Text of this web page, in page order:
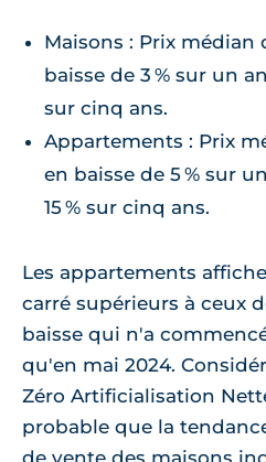
Maisons : Prix médian
baisse de 3 % sur un
sur cinq ans.
Appartements : Prix
en baisse de 5 % sur
15 % sur cinq ans.
Les appartements
carré supérieurs à ceux
baisse qui n'a
qu'en mai 2024.
Zéro Artificialisation
probable que la